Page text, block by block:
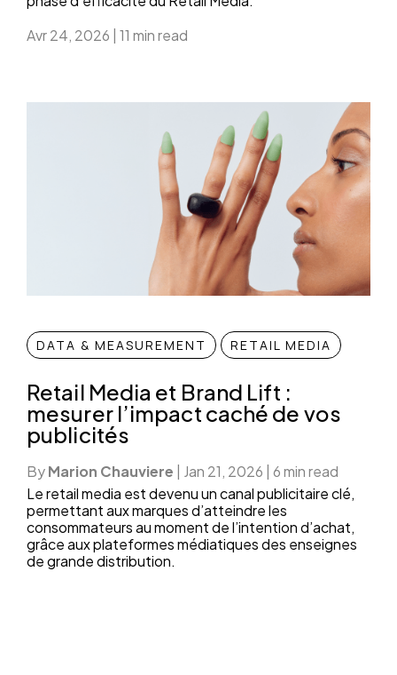
Avr 24, 2026 | 11 min read
DATA & MEASUREMENT RETAIL MEDIA
Retail Media et Brand Lift :
mesurer l’impact caché de vos
publicités
ByMarion Chauviere Jan 21, 2026 6 min read
Le retail media est devenu un canal publicitaire clé,
permettant aux marques d’atteindre les
consommateurs au moment de l’intention d’achat,
grâce aux plateformes médiatiques des enseignes
de grande distribution.